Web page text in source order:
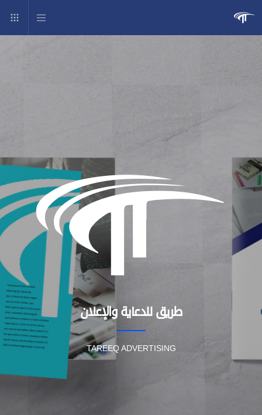
طريق للدعاية والإعلان
TAREEQ ADVERTISING